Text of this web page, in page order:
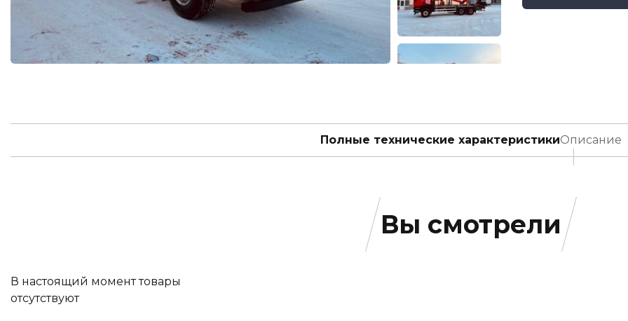
Полные технические характеристикиОписание
Вы смотрели
В настоящий момент товары
отсутствуют